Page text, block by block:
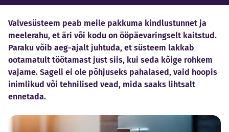
Valvesüsteem peab meile pakkuma kindlustunnet ja
meelerahu, et äri või kodu on ööpäevaringselt kaitstud.
Paraku võib aeg-ajalt juhtuda, et süsteem lakkab
ootamatult töötamast just siis, kui seda kõige rohkem
vajame. Sageli ei ole põhjuseks pahalased, vaid hoopis
inimlikud või tehnilised vead, mida saaks lihtsalt
ennetada.